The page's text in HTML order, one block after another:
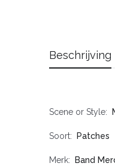
Beschrijving
Scene or Style
Soort Patches
Merk Band